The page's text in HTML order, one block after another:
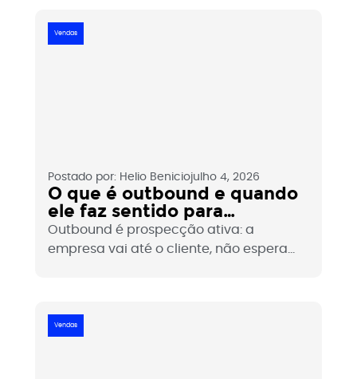
papel da plataforma na prospecção
Vendas
Postado por: Helio Beniciojulho 4, 2026
O que é outbound e quando
ele faz sentido para
empresas B2B?
Outbound é prospecção ativa: a
empresa vai até o cliente, não espera
é, quando faz sentido e como estruturar
Vendas